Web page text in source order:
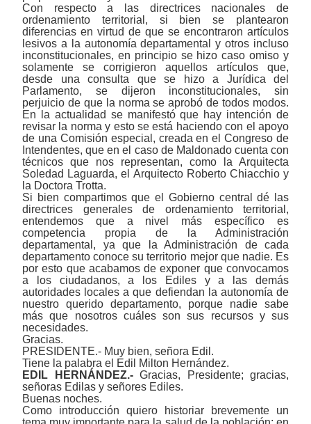
Con respecto a las directrices nacionales de
ordenamiento territorial, si bien se plantearon
diferencias en virtud de que se encontraron artículos
lesivos a la autonomía departamental y otros incluso
inconstitucionales, en principio se hizo caso omiso y
solamente se corrigieron aquellos artículos que,
desde una consulta que se hizo a Jurídica del
Parlamento, se dijeron inconstitucionales, sin
perjuicio de que la norma se aprobó de todos modos.
En la actualidad se manifestó que hay intención de
revisar la norma y esto se está haciendo con el apoyo
de una Comisión especial, creada en el Congreso de
Intendentes, que en el caso de Maldonado cuenta con
técnicos que nos representan, como la Arquitecta
Soledad Laguarda, el Arquitecto Roberto Chiacchio y
la Doctora Trotta.
Si bien compartimos que el Gobierno central dé las
directrices generales de ordenamiento territorial,
entendemos que a nivel más específico es
competencia propia de la Administración
departamental, ya que la Administración de cada
departamento conoce su territorio mejor que nadie. Es
por esto que acabamos de exponer que convocamos
a los ciudadanos, a los Ediles y a las demás
autoridades locales a que defiendan la autonomía de
nuestro querido departamento, porque nadie sabe
más que nosotros cuáles son sus recursos y sus
necesidades.
Gracias.
PRESIDENTE.- Muy bien, señora Edil.
Tiene la palabra el Edil Milton Hernández.
EDIL HERNÁNDEZ.-Gracias, Presidente; gracias,
señoras Edilas y señores Ediles.
Buenas noches.
Como introducción quiero historiar brevemente un